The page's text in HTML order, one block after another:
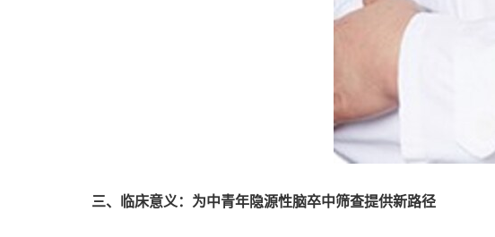
三、临床意义：为中青年隐源性脑卒中筛查提供新路径